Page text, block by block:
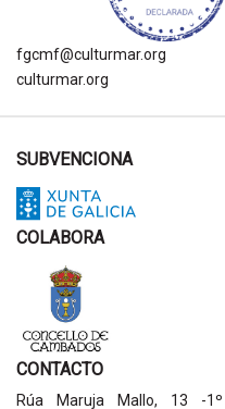
fgcmf@culturmar.org
culturmar.org
SUBVENCIONA
COLABORA
CONTACTO
Rúa Maruja Mallo, 13 -